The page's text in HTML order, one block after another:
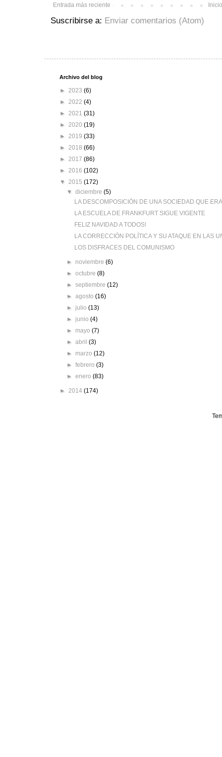
Entrada más reciente Inicio
Suscribirse a: Enviar comentarios (Atom)
Archivo del blog
► 2023 (6)
► 2022 (4)
► 2021 (31)
► 2020 (19)
► 2019 (33)
► 2018 (66)
► 2017 (86)
► 2016 (102)
▼ 2015 (172)
▼diciembre(5)
LA DESCOMPOSICIÓN DE UNA SOCIEDAD QUE
LA ESCUELA DE FRANKFURT SIGUE VIGENTE
FELIZ NAVIDAD A TODOS!
LA CORRECCIÓN POLÍTICA Y SU ATAQUE EN LAS
LOS DISFRACES DEL COMUNISMO
► noviembre(6)
►octubre(8)
►septiembre(12)
►agosto(16)
► julio(13)
► junio(4)
► mayo(7)
►abril(3)
► marzo(12)
►febrero(3)
►enero(83)
► 2014 (174)